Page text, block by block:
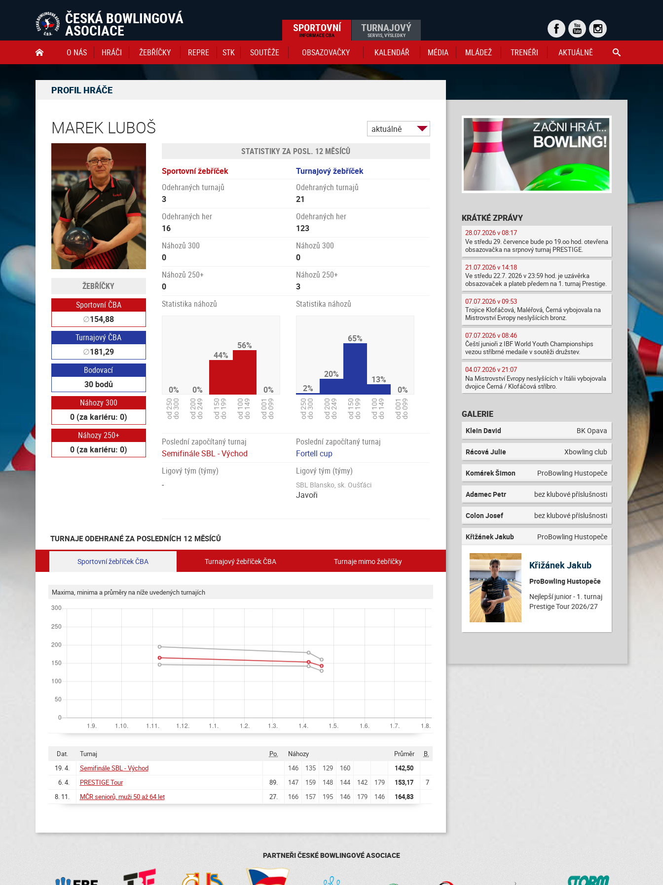
ČESKÁ BOWLINGOVÁ
ASOCIACE SPORTOVNÍ
INFORMACE CBA
TURNAJOVÝ
SERVIS, VÝSLEDKY

 O NÁS HRÁČI ŽEBŘÍČKY REPRE STK SOUTĚŽE OBSAZOVAČKY KALENDÁŘ MÉDIA MLÁDEŽ TRENÉŘI AKTUÁLNĚ
PROFIL HRÁČE
MAREK LUBOŠ aktuálně
ŽEBŘÍČKY
Sportovní ČBA
∅154,88
Turnajový ČBA
∅181,29
Bodovací
30 bodů
Náhozy 300
0 (za kariéru: 0)
Náhozy 250+
0 (za kariéru: 0)
STATISTIKY ZA POSL. 12 MĚSÍCŮ
Sportovní žebříček
Turnajový žebříček
Odehraných turnajů
Odehraných turnajů
3
21
Odehraných her
Odehraných her
16
123
Náhozů 300
Náhozů 300
0
0
Náhozů 250+
Náhozů 250+
0
3
Statistika náhozů
Statistika náhozů
0%
od 250do 300
0%
od 200do 249
44%
od 150do 199
56%
od 100do 149
0%
od 001do 099
2%
od 250do 300
20%
od 200do 249
65%
od 150do 199
13%
od 100do 149
0%
od 001do 099
Poslední započítaný turnaj
Poslední započítaný turnaj
Semifinále SBL - Východ
Fortell cup
Ligový tým (týmy)
Ligový tým (týmy)
-
SBL Blansko, sk. Oušťáci
Javoři
TURNAJE ODEHRANÉ ZA POSLEDNÍCH 12 MĚSÍCŮ
Sportovní žebříček ČBA Turnajový žebříček ČBA Turnaje mimo žebříčky
Maxima, minima a průměry na níže uvedených turnajích
Dat. Turnaj Po. Náhozy Průměr
B.
19. 4.
Semifinále SBL - Východ 146 135 129 160
142,50
6. 4.
PRESTIGE Tour 89. 147 159 148 144 142 179 153,17
7
8. 11.
MČR seniorů, muži 50 až 64 let 27. 166 157 195 146 179 146 164,83
KRÁTKÉ ZPRÁVY
28.07.2026 v 08:17
Ve středu 29. července bude po 19.oo hod. otevřena
obsazovačka na srpnový turnaj PRESTIGE.
21.07.2026 v 14:18
Ve středu 22.7. 2026 v 23:59 hod. je uzávěrka
obsazovaček a plateb předem na 1. turnaj Prestige.
07.07.2026 v 09:53
Trojice Klofáčová, Maléřová, Černá vybojovala na
Mistrovství Evropy neslyšících bronz.
07.07.2026 v 08:46
Čeští junioři z IBF World Youth Championships
vezou stříbrné medaile v soutěži družstev.
04.07.2026 v 21:07
Na Mistrovství Evropy neslyšících v Itálii vybojovala
dvojice Černá / Klofáčová stříbro.
GALERIE
Klein David BK Opava
Rácová Julie Xbowling club
Komárek Šimon ProBowling Hustopeče
Adamec Petr bez klubové příslušnosti
Colon Josef bez klubové příslušnosti
Křižánek Jakub ProBowling Hustopeče
Křižánek Jakub
ProBowling Hustopeče
Nejlepší junior - 1. turnaj
Prestige Tour 2026/27
PARTNEŘI ČESKÉ BOWLINGOVÉ ASOCIACE